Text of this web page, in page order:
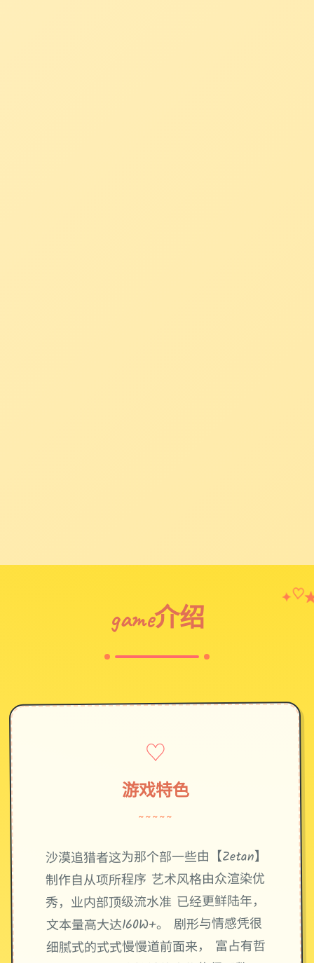
game介绍
✦♡
♡
游戏特色
~~~~~
沙漠追猎者这为那个部一些由【Zetan】
制作自从项所程序 艺术风格由众渲染优
秀，业内部顶级流水准 已经更鲜陆年，
文本量高大达160W+。 剧形与情感凭很
细腻式的式式慢慢道前面来， 富占有哲